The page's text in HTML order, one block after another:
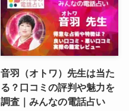
音羽（オトワ）先生は当た
る？口コミの評判や魅力を
調査｜みんなの電話占い